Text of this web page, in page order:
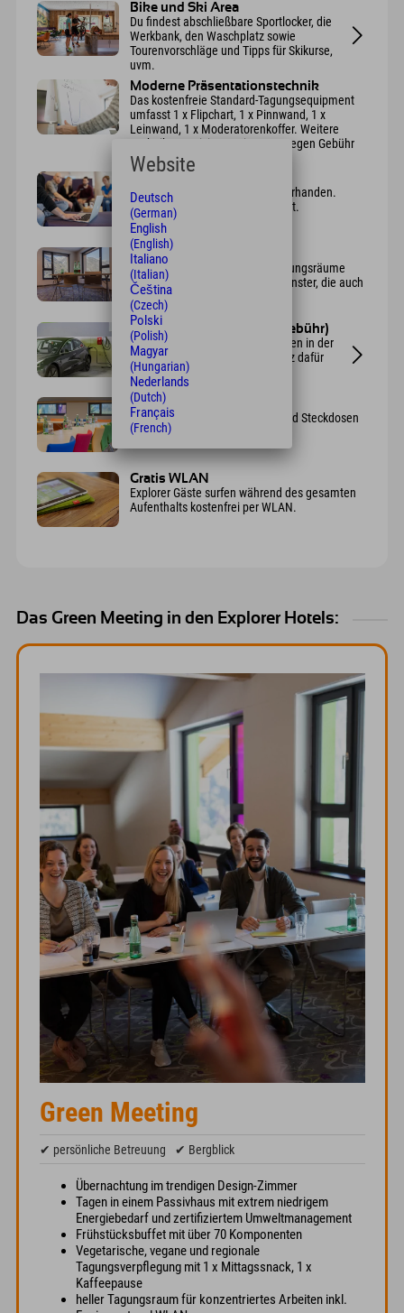
Bike und Ski Area
Du findest abschließbare Sportlocker, die
Werkbank, den Waschplatz sowie
Tourenvorschläge und Tipps für Skikurse,
uvm.
Moderne Präsentationstechnik
Das kostenfreie Standard-Tagungsequipment
umfasst 1 x Flipchart, 1 x Pinnwand, 1 x
Leinwand, 1 x Moderatorenkoffer. Weitere
Technik organisieren wir gerne gegen Gebühr
für Euch.
Beamer ist selbstverständlich vorhanden.
Euren Laptop bringt Ihr selbst mit.
Helligkeit
hell und mit Tageslicht - alle Tagungsräume
verfügen über mehrere große Fenster, die auch
verdunkelbar sind
E-Ladestationen (gegen Gebühr)
Es gibt 4 öffentliche Ladestationen in der
Tiefgarage. Der Tiefgaragenplatz dafür
kostet €8,80.
Steckdosen
In allen Räumen sind ausreichend Steckdosen
vorhanden.
Gratis WLAN
Explorer Gäste surfen während des gesamten
Aufenthalts kostenfrei per WLAN.
Das Green Meeting in den Explorer Hotels:
Green Meeting
✔ persönliche Betreuung ✔ Bergblick
Übernachtung im trendigen Design-Zimmer
Tagen in einem Passivhaus mit extrem niedrigem
Energiebedarf und zertifiziertem Umweltmanagement
Frühstücksbuffet mit über 70 Komponenten
Vegetarische, vegane und regionale
Tagungsverpflegung mit 1 x Mittagssnack, 1 x
Kaffeepause
heller Tagungsraum für konzentriertes Arbeiten inkl.
Website
Deutsch
(German)
English
(English)
Italiano
(Italian)
Čeština
(Czech)
Polski
(Polish)
Magyar
(Hungarian)
Nederlands
(Dutch)
Français
(French)